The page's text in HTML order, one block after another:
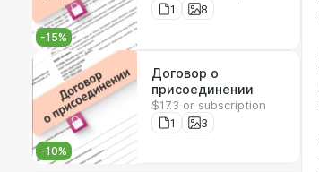
-15%
1
8
-10%
Договор о
присоединении
$17.3 or subscription
1
3